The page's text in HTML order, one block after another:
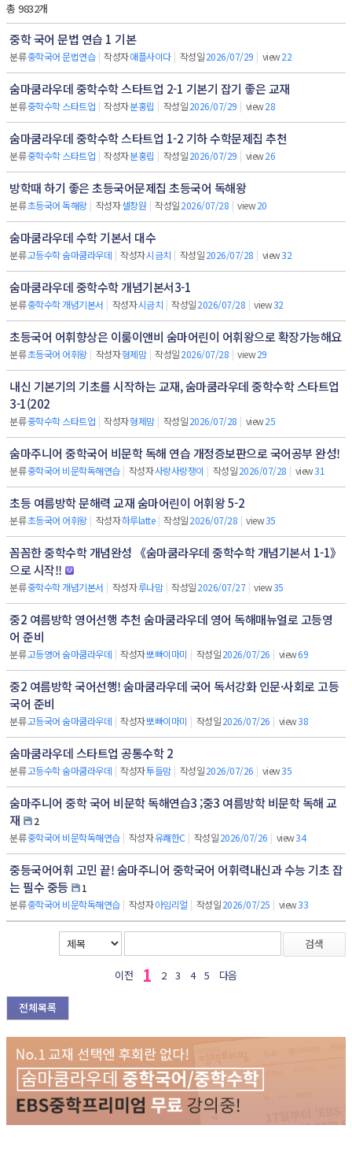
총 9832개
중학 국어 문법 연습 1 기본
분류중학국어 문법연습 | 작성자애플사이다 | 작성일2026/07/29 | view22
숨마쿰라우데 중학수학 스타트업 2-1 기본기 잡기 좋은 교재
분류중학수학 스타트업 | 작성자분홍립 | 작성일2026/07/29 | view28
숨마쿰라우데 중학수학 스타트업 1-2 기하 수학문제집 추천
분류중학수학 스타트업 | 작성자분홍립 | 작성일2026/07/29 | view26
방학때 하기 좋은 초등국어문제집 초등국어 독해왕
분류초등국어 독해왕 | 작성자셀창원 | 작성일2026/07/28 | view20
숨마쿰라우데 수학 기본서 대수
분류고등수학 숨마쿰라우데 | 작성자시금치 | 작성일2026/07/28 | view32
숨마쿰라우데 중학수학 개념기본서3-1
분류중학수학 개념기본서 | 작성자시금치 | 작성일2026/07/28 | view32
초등국어 어휘향상은 이룸이앤비 숨마어린이 어휘왕으로 확장가능해요
분류초등국어 어휘왕 | 작성자형제맘 | 작성일2026/07/28 | view29
내신 기본기의 기초를 시작하는 교재, 숨마쿰라우데 중학수학 스타트업
3-1(202
분류중학수학 스타트업 | 작성자형제맘 | 작성일2026/07/28 | view25
숨마주니어 중학국어 비문학 독해 연습 개정증보판으로 국어공부 완성!
분류중학국어 비문학독해연습 | 작성자사랑사랑쟁이 | 작성일2026/07/28 | view31
초등 여름방학 문해력 교재 숨마어린이 어휘왕 5-2
분류초등국어 어휘왕 | 작성자하루latte | 작성일2026/07/28 | view35
꼼꼼한 중학수학 개념완성 《숨마쿰라우데 중학수학 개념기본서 1-1》
으로 시작!!
분류중학수학 개념기본서 | 작성자루나맘 | 작성일2026/07/27 | view35
중2 여름방학 영어선행 추천 숨마쿰라우데 영어 독해매뉴얼로 고등영
어 준비
분류고등영어 숨마쿰라우데 | 작성자뽀빠이마미 | 작성일2026/07/26 | view69
중2 여름방학 국어선행! 숨마쿰라우데 국어 독서강화 인문·사회로 고등
국어 준비
분류고등국어 숨마쿰라우데 | 작성자뽀빠이마미 | 작성일2026/07/26 | view38
숨마쿰라우데 스타트업 공통수학 2
분류고등수학 숨마쿰라우데 | 작성자투들맘 | 작성일2026/07/26 | view35
숨마주니어 중학 국어 비문학 독해연습3 ;중3 여름방학 비문학 독해 교
재
2
분류중학국어 비문학독해연습 | 작성자유쾌한C | 작성일2026/07/26 | view34
중등국어어휘 고민 끝! 숨마주니어 중학국어 어휘력내신과 수능 기초 잡
는 필수 중등
1
분류중학국어 비문학독해연습 | 작성자아임리얼 | 작성일2026/07/25 | view33
검색
이전 1 2 3 4 5 다음
전체목록